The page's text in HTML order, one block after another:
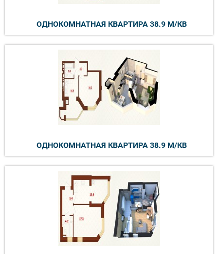
ОДНОКОМНАТНАЯ КВАРТИРА 38.9 М/КВ
ОДНОКОМНАТНАЯ КВАРТИРА 38.9 М/КВ